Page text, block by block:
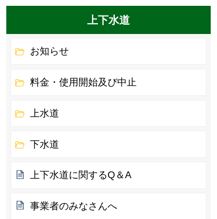
上下水道
お知らせ
料金・使用開始及び中止
上水道
下水道
上下水道に関するQ＆A
事業者のみなさんへ